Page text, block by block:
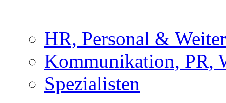
HR, Personal &
Kommunikation, PR,
Spezialisten